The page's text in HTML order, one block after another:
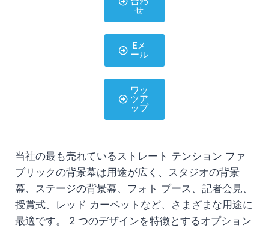
せ
Eメ
ール
ワッ
ツア
ップ
当社の最も売れているストレート テンション ファ
ブリックの背景幕は用途が広く、スタジオの背景
幕、ステージの背景幕、フォト ブース、記者会見、
授賞式、レッド カーペットなど、さまざまな用途に
最適です。 2 つのデザインを特徴とするオプション